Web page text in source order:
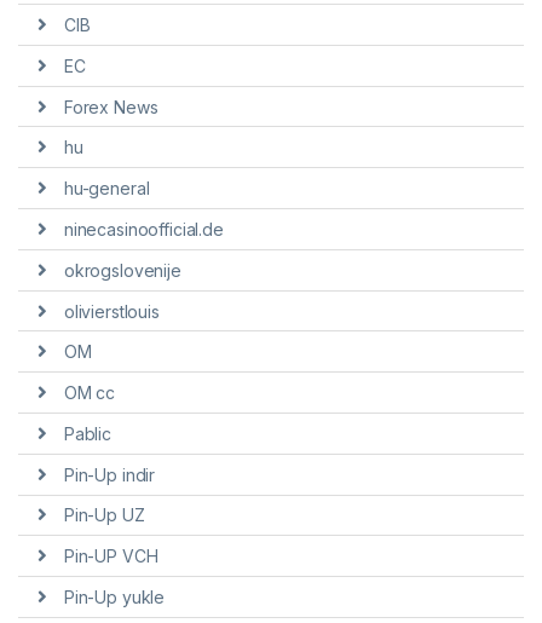
CIB
EC
Forex News
hu
hu-general
ninecasinoofficial.de
okrogslovenije
olivierstlouis
OM
OM cc
Pablic
Pin-Up indir
Pin-Up UZ
Pin-UP VCH
Pin-Up yukle